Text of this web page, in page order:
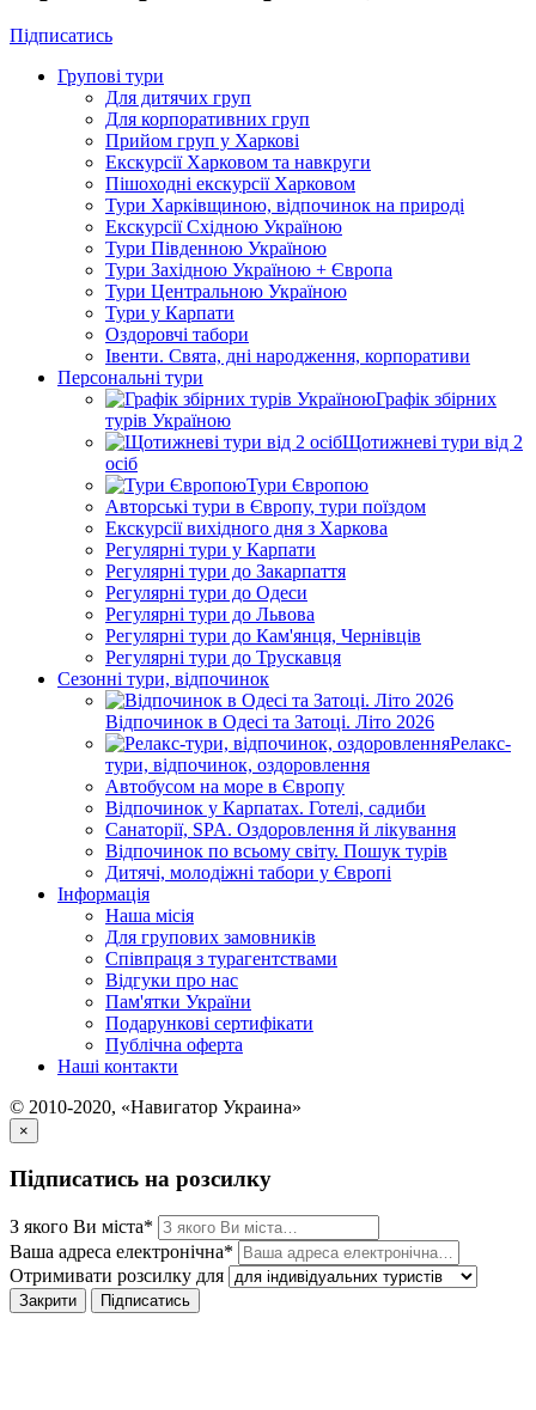
Підписатись
Групові тури
Для дитячих груп
Для корпоративних груп
Прийом груп у Харкові
Екскурсії Харковом та навкруги
Пішоходні екскурсії Харковом
Тури Харківщиною, відпочинок на природі
Екскурсії Східною Україною
Тури Південною Україною
Тури Західною Україною + Європа
Тури Центральною Україною
Тури у Карпати
Оздоровчі табори
Івенти. Свята, дні народження, корпоративи
Персональні тури
Графік збірних
турів Україною
Щотижневі тури від 2
осіб
Тури Європою
Авторські тури в Європу, тури поїздом
Екскурсії вихідного дня з Харкова
Регулярні тури у Карпати
Регулярні тури до Закарпаття
Регулярні тури до Одеси
Регулярні тури до Львова
Регулярні тури до Кам'янця, Чернівців
Регулярні тури до Трускавця
Сезонні тури, відпочинок
Відпочинок в Одесі та Затоці. Літо 2026
Релакс-
тури, відпочинок, оздоровлення
Автобусом на море в Європу
Відпочинок у Карпатах. Готелі, садиби
Санаторії, SPA. Оздоровлення й лікування
Відпочинок по всьому світу. Пошук турів
Дитячі, молодіжні табори у Європі
Інформація
Наша місія
Для групових замовників
Співпраця з турагентствами
Відгуки про нас
Пам'ятки України
Подарункові сертифікати
Публічна оферта
Наші контакти
© 2010-2020, «Навигатор Украина»
×
Підписатись на розсилку
З якого Ви міста*
Ваша адреса електронічна*
Отримивати розсилку для
Закрити Підписатись